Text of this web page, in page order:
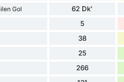
Gol 62 Dk'
5
38
25
266